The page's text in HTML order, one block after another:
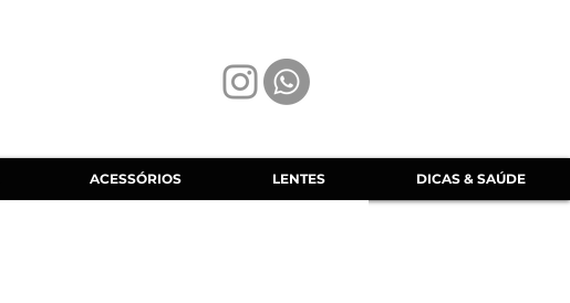
ACESSÓRIOS LENTES DICAS & SAÚDE